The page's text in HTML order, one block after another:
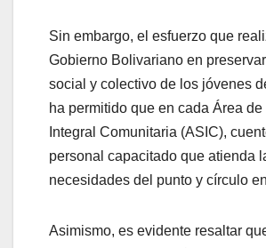
Sin embargo, el esfuerzo que
Gobierno Bolivariano en
social y colectivo de los jóvenes
ha permitido que en cada Área de
Integral Comunitaria (ASIC),
personal capacitado que atienda
necesidades del punto y círculo
Asimismo, es evidente resaltar